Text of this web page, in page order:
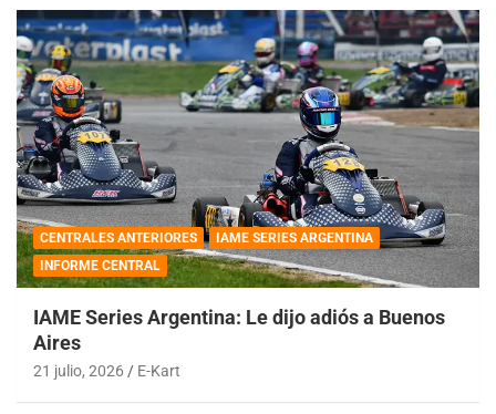
CENTRALES ANTERIORES
IAME SERIES ARGENTINA
INFORME CENTRAL
IAME Series Argentina: Le dijo adiós a Buenos
Aires
21 julio, 2026 E-Kart